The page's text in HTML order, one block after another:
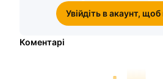
Увійдіть в акаунт, щоб
Коментарі